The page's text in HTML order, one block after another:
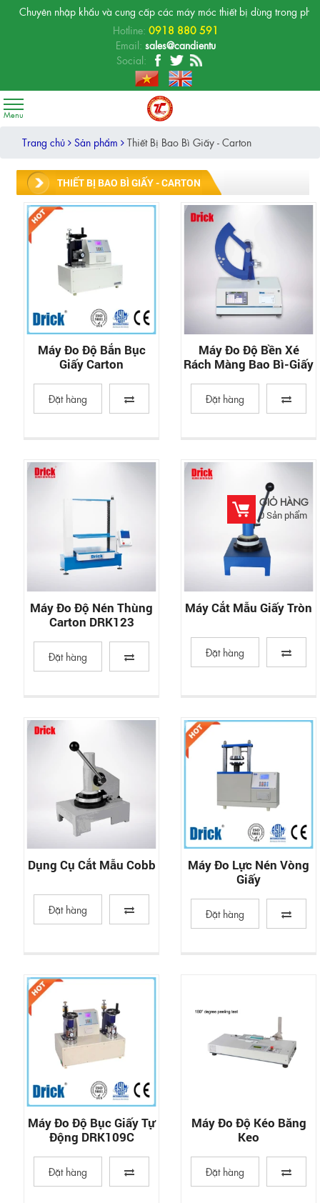
Chuyên nhập khẩu và cung cấp các máy móc thiết bị dùng trong
Hotline:0918 880 591
Email:sales@candientu
Social:
GIỎ HÀNG
0Sản phẩm
Trang chủ Sản phẩm Thiết Bị Bao Bì Giấy - Carton
THIẾT BỊ BAO BÌ GIẤY - CARTON
Máy Đo Độ Bắn Bục
Giấy Carton
Đặt hàng
Máy Đo Độ Bền Xé
Rách Màng Bao Bì-Giấy
Đặt hàng
Máy Đo Độ Nén Thùng
Carton DRK123
Đặt hàng
Máy Cắt Mẫu Giấy Tròn
Đặt hàng
Dụng Cụ Cắt Mẫu Cobb
Đặt hàng
Máy Đo Lực Nén Vòng
Giấy
Đặt hàng
Máy Đo Độ Bục Giấy Tự
Động DRK109C
Đặt hàng
Máy Đo Độ Kéo Băng
Keo
Đặt hàng